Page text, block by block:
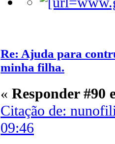
Re: Ajuda para
minha filha.
« Responder #90
Citação de:
09:46